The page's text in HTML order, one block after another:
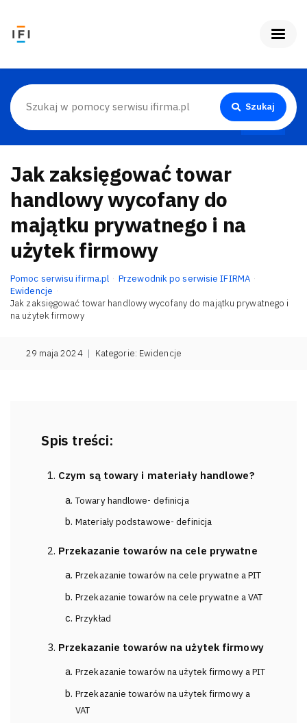
Szukaj
Jak zaksięgować towar
handlowy wycofany do
majątku prywatnego i na
użytek firmowy
Pomoc serwisu ifirma.pl
Przewodnik po serwisie IFIRMA
Ewidencje
Jak zaksięgować towar handlowy wycofany do majątku prywatnego i
na użytek firmowy
29 maja 2024 | Kategorie: Ewidencje
Spis treści:
Czym są towary i materiały handlowe?
Towary handlowe- definicja
Materiały podstawowe- definicja
Przekazanie towarów na cele prywatne
Przekazanie towarów na cele prywatne a PIT
Przekazanie towarów na cele prywatne a VAT
Przykład
Przekazanie towarów na użytek firmowy
Przekazanie towarów na użytek firmowy a PIT
Przekazanie towarów na użytek firmowy a
VAT